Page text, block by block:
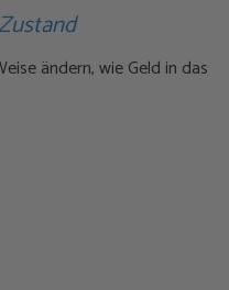
ändern, wie Geld in das